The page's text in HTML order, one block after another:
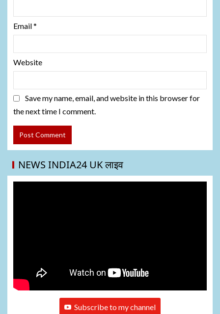
Email*
Website
Save my name, email, and website in this browser for
the next time I comment.
NEWS INDIA24 UK लाइव
Subscribe to my channel